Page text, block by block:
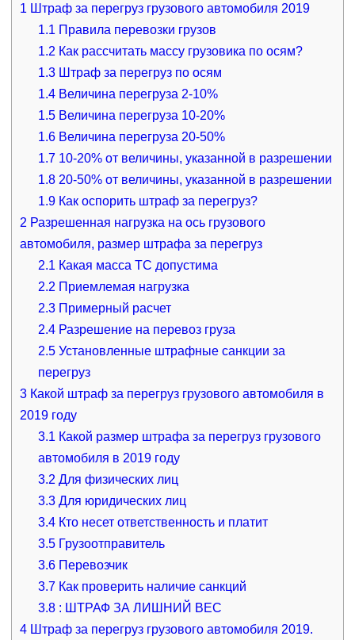
1 Штраф за перегруз грузового автомобиля 2019
1.1 Правила перевозки грузов
1.2 Как рассчитать массу грузовика по осям?
1.3 Штраф за перегруз по осям
1.4 Величина перегруза 2-10%
1.5 Величина перегруза 10-20%
1.6 Величина перегруза 20-50%
1.7 10-20% от величины, указанной в разрешении
1.8 20-50% от величины, указанной в разрешении
1.9 Как оспорить штраф за перегруз?
2 Разрешенная нагрузка на ось грузового
автомобиля, размер штрафа за перегруз
2.1 Какая масса ТС допустима
2.2 Приемлемая нагрузка
2.3 Примерный расчет
2.4 Разрешение на перевоз груза
2.5 Установленные штрафные санкции за
перегруз
3Какой штраф за перегруз грузового автомобиля в
2019 году
3.1 Какой размер штрафа за перегруз грузового
автомобиля в 2019 году
3.2 Для физических лиц
3.3 Для юридических лиц
3.4 Кто несет ответственность и платит
3.5 Грузоотправитель
3.6 Перевозчик
3.7 Как проверить наличие санкций
3.8 : ШТРАФ ЗА ЛИШНИЙ ВЕС
4Штраф за перегруз грузового автомобиля 2019.